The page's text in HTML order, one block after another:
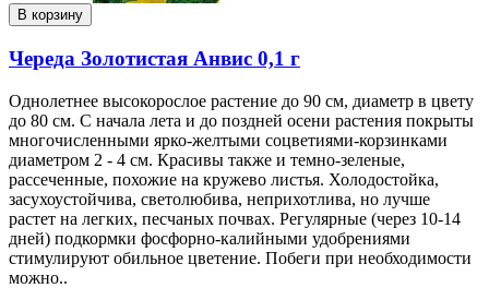
В корзину
Череда Золотистая Анвис 0,1 г
Однолетнее высокорослое растение до 90 см, диаметр в цвету
до 80 см. С начала лета и до поздней осени растения покрыты
многочисленными ярко-желтыми соцветиями-корзинками
диаметром 2 - 4 см. Красивы также и темно-зеленые,
рассеченные, похожие на кружево листья. Холодостойка,
засухоустойчива, светолюбива, неприхотлива, но лучше
растет на легких, песчаных почвах. Регулярные (через 10-14
дней) подкормки фосфорно-калийными удобрениями
стимулируют обильное цветение. Побеги при необходимости
можно..